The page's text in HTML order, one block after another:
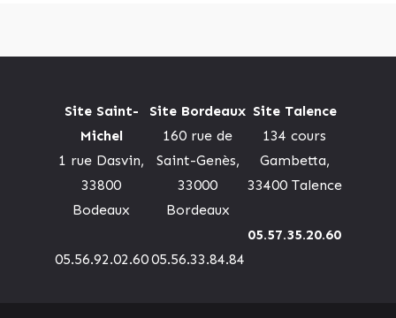
Site Saint-
Michel
1 rue Dasvin,
33800
Bodeaux
05.56.92.02.60
Site Bordeaux
160 rue de
Saint-Genès,
33000
Bordeaux
05.56.33.84.84
Site Talence
134 cours
Gambetta,
33400 Talence
05.57.35.20.60